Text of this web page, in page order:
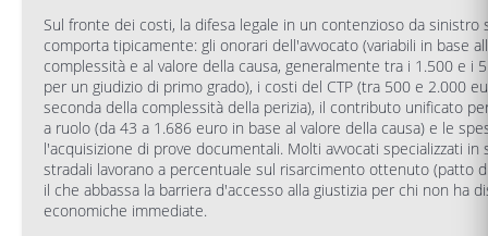
Sul fronte dei costi, la difesa legale in un contenzioso da sinistro
comporta tipicamente: gli onorari dell'avvocato (variabili in base
complessità e al valore della causa, generalmente tra i 1.500 e i
per un giudizio di primo grado), i costi del CTP (tra 500 e 2.000
seconda della complessità della perizia), il contributo unificato
a ruolo (da 43 a 1.686 euro in base al valore della causa) e le
l'acquisizione di prove documentali. Molti avvocati specializzati in
stradali lavorano a percentuale sul risarcimento ottenuto (patto
il che abbassa la barriera d'accesso alla giustizia per chi non ha
economiche immediate.